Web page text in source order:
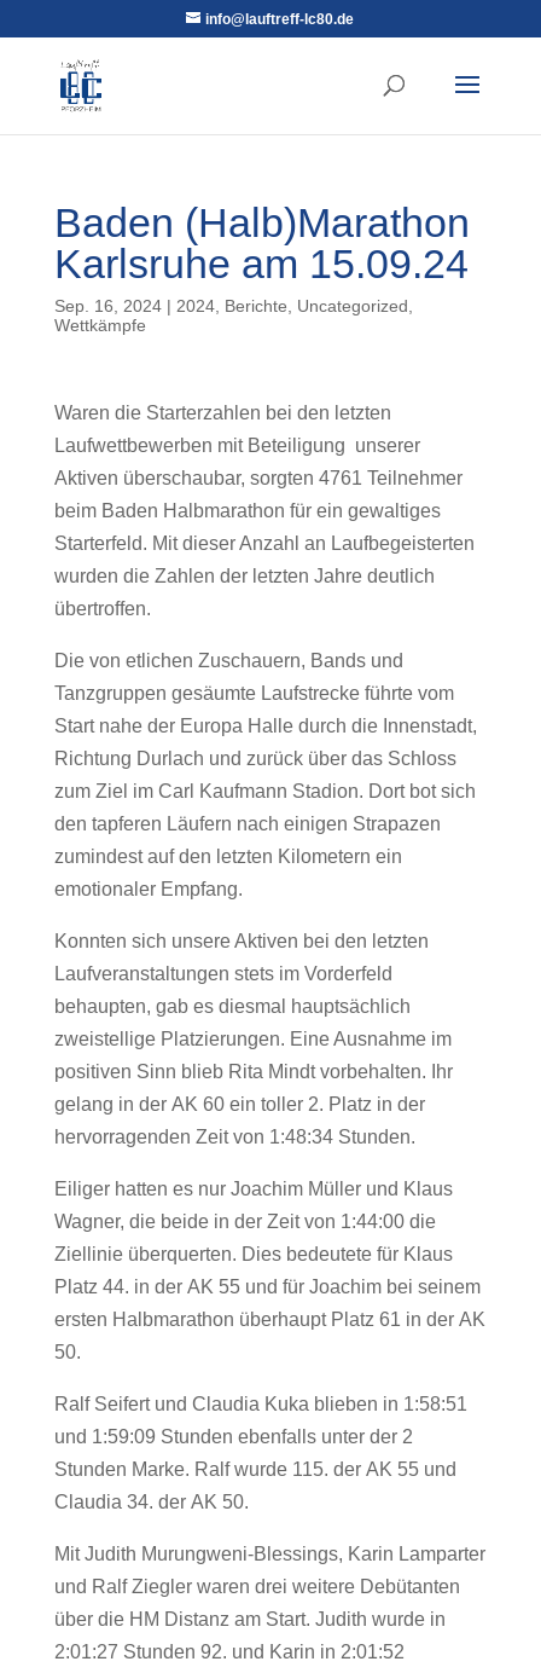
info@lauftreff-lc80.de
Baden (Halb)Marathon
Karlsruhe am 15.09.24
Sep. 16, 2024| 2024, Berichte Uncategorized
Wettkämpfe
Waren die Starterzahlen bei den letzten
Laufwettbewerben mit Beteiligung unserer
Aktiven überschaubar, sorgten 4761 Teilnehmer
beim Baden Halbmarathon für ein gewaltiges
Starterfeld. Mit dieser Anzahl an Laufbegeisterten
wurden die Zahlen der letzten Jahre deutlich
übertroffen.
Die von etlichen Zuschauern, Bands und
Tanzgruppen gesäumte Laufstrecke führte vom
Start nahe der Europa Halle durch die Innenstadt,
Richtung Durlach und zurück über das Schloss
zum Ziel im Carl Kaufmann Stadion. Dort bot sich
den tapferen Läufern nach einigen Strapazen
zumindest auf den letzten Kilometern ein
emotionaler Empfang.
Konnten sich unsere Aktiven bei den letzten
Laufveranstaltungen stets im Vorderfeld
behaupten, gab es diesmal hauptsächlich
zweistellige Platzierungen. Eine Ausnahme im
positiven Sinn blieb Rita Mindt vorbehalten. Ihr
gelang in der AK 60ein toller 2. Platz in der
hervorragenden Zeit von 1:48:34 Stunden.
Eiliger hatten es nur Joachim Müller und Klaus
Wagner, die beide in der Zeit von 1:44:00die
Ziellinie überquerten. Dies bedeutete für Klaus
Platz 44. in der AK 55und für Joachim bei seinem
ersten Halbmarathon überhaupt Platz 61 in der AK
50.
Ralf Seifert und Claudia Kuka blieben in 1:58:51
und 1:59:09 Stunden ebenfalls unter der 2
Stunden Marke. Ralf wurde 115. der AK 55und
Claudia 34. der AK 50.
Mit Judith Murungweni-Blessings, Karin Lamparter
und Ralf Ziegler waren drei weitere Debütanten
über die HM Distanz am Start. Judith wurde in
2:01:27 Stunden 92. und Karin in 2:01:52